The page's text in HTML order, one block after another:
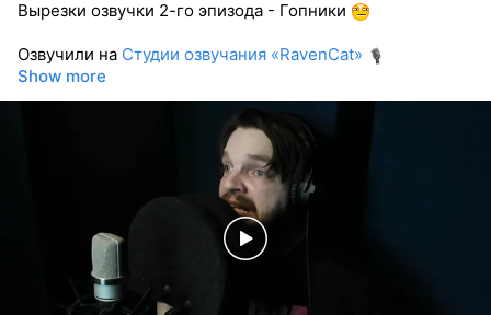
Вырезки озвучки 2-го эпизода - Гопники
Озвучили на Студии озвучания «RavenCat»
Show more